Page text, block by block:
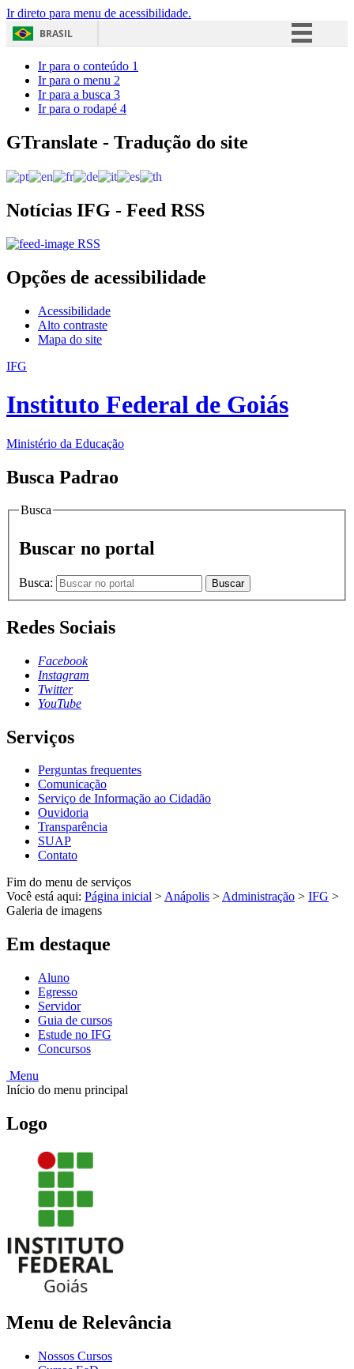
Ir direto para menu de acessibilidade.
BRASIL
Acesso à informação
Ir para o conteúdo 1
Ir para o menu 2
Ir para a busca 3
Ir para o rodapé 4
GTranslate - Tradução do site
Notícias IFG - Feed RSS
RSS
Opções de acessibilidade
Acessibilidade
Alto contraste
Mapa do site
IFG
Instituto Federal de Goiás
Ministério da Educação
Busca Padrao
Busca
Buscar no portal
Busca: Buscar
Redes Sociais
Facebook
Instagram
Twitter
YouTube
Serviços
Perguntas frequentes
Comunicação
Serviço de Informação ao Cidadão
Ouvidoria
Transparência
SUAP
Contato
Fim do menu de serviços
Você está aqui: Página inicial >Anápolis >Administração > IFG >
Galeria de imagens
Em destaque
Aluno
Egresso
Servidor
Guia de cursos
Estude no IFG
Concursos
Menu
Início do menu principal
Logo
Menu de Relevância
Nossos Cursos